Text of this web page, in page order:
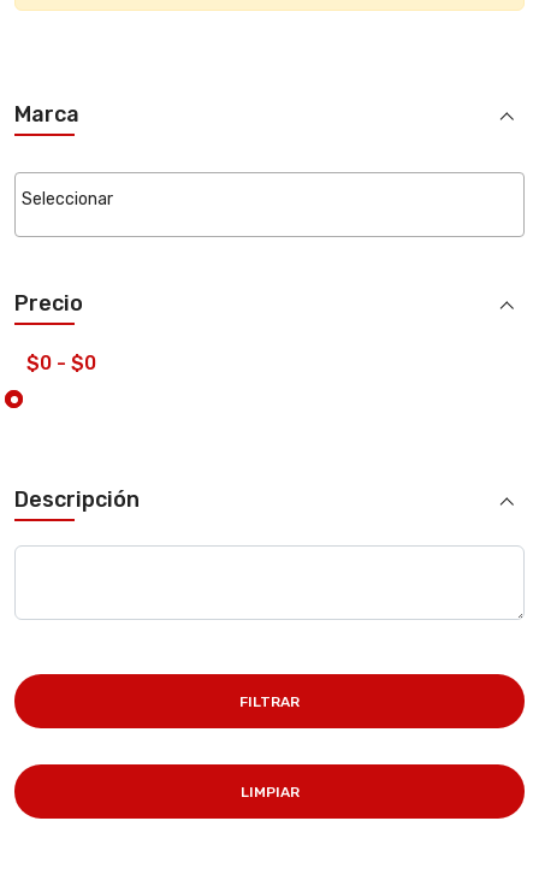
Marca
Precio
Descripción
FILTRAR
LIMPIAR